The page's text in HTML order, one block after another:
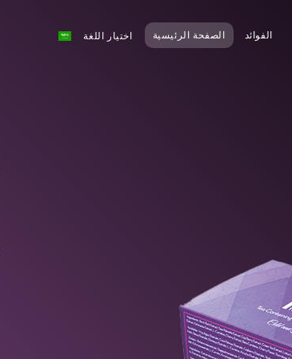
اختيار اللغة الصفحة الرئيسية الفوائد